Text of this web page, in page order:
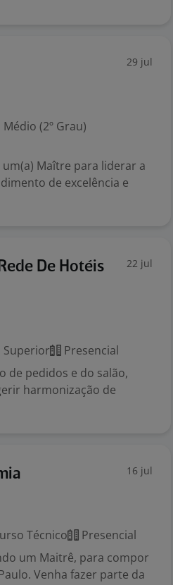
29 jul
(2º Grau)
Maître para liderar a
de excelência e
De Hotéis
22 jul
Superior
Presencial
de pedidos e do salão,
harmonização de
16 jul
Técnico
Presencial
um Maitrê, para compor
Venha fazer parte da